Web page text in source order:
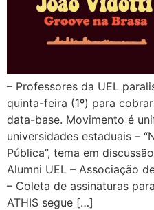
– Professores da UEL
quinta-feira (1º) para
data-base. Movimento é
universidades estaduais –
Pública”, tema em
Alumni UEL – Associação
– Coleta de assinaturas
ATHIS segue […]